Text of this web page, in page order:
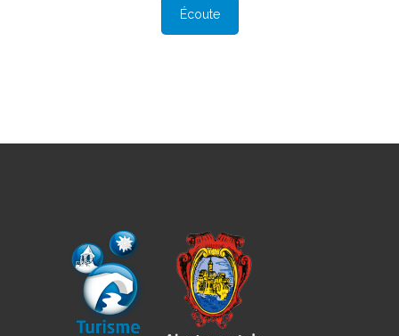
Écoute